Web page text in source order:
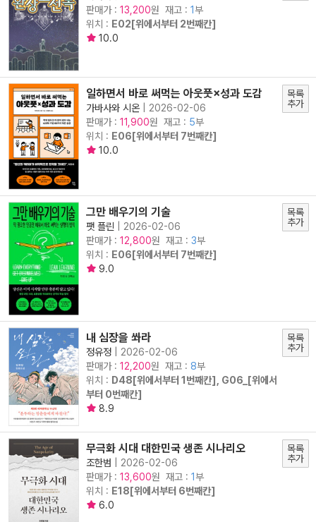
판매가 : 13,200원 재고 : 1부
위치 : E02[위에서부터 2번째칸]
10.0
일하면서 바로 써먹는 아웃풋×성과 도감
가바사와 시온
2026-02-06
판매가 : 11,900원 재고 : 5부
위치 : E06[위에서부터 7번째칸]
10.0
목록
추가
그만 배우기의 기술
팻 플린
2026-02-06
판매가 : 12,800원 재고 : 3부
위치 : E06[위에서부터 7번째칸]
9.0
목록
추가
내 심장을 쏴라
정유정
2026-02-06
판매가 : 12,200원 재고 : 8부
위치 : D48[위에서부터 1번째칸], G06_[위에서
부터 0번째칸]
8.9
목록
추가
무극화 시대 대한민국 생존 시나리오
조한범
2026-02-06
판매가 : 13,600원 재고 : 1부
위치 : E18[위에서부터 6번째칸]
6.0
목록
추가